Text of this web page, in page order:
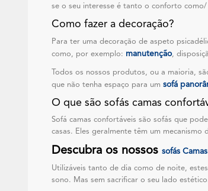
se o seu interesse é tanto o conforto
Como fazer a decoração?
Para ter uma decoração de aspeto
como, por exemplo: manutenção,
Todos os nossos produtos, ou a maioria,
que não tenha espaço para um sofá
O que são sofás camas
Sofá camas confortáveis são sofás que
casas. Eles geralmente têm um
Descubra os nossos sofás
Utilizáveis tanto de dia como de noite,
sono. Mas sem sacrificar o seu lado